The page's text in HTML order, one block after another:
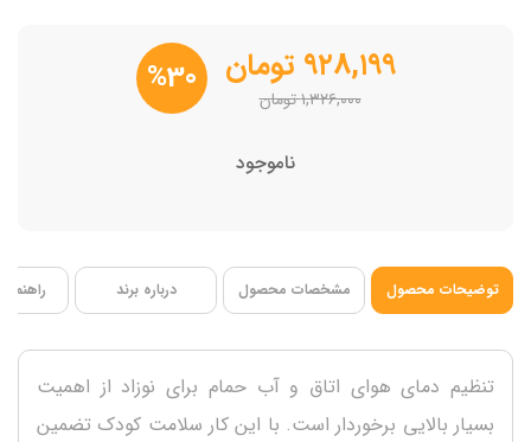
۹۲۸,۱۹۹ تومان
۱,۳۲۶,۰۰۰تومان %30
ناموجود
توضیحات محصول مشخصات محصول درباره برند
تنظیم دمای هوای اتاق و آب حمام برای نوزاد از اهمیت
بسیار بالایی برخوردار است. با این کار سلامت کودک تضمین